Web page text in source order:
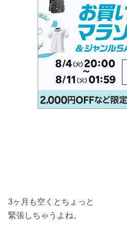
3ヶ月も空くとちょっと
緊張しちゃうよね。